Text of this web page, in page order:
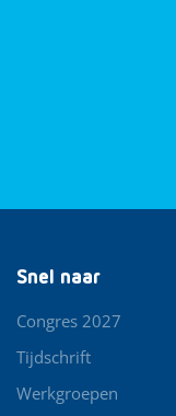
Snel naar
Congres 2027
Tijdschrift
Werkgroepen